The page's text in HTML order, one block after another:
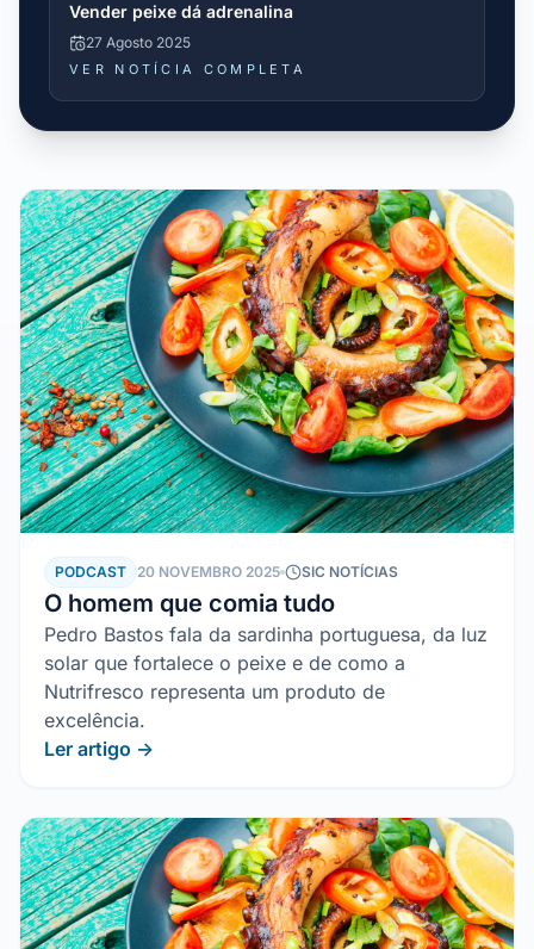
Vender peixe dá adrenalina
27 Agosto 2025
VER NOTÍCIA COMPLETA
PODCAST 20 NOVEMBRO 2025 SIC NOTÍCIAS
O homem que comia tudo
Pedro Bastos fala da sardinha portuguesa, da luz
solar que fortalece o peixe e de como a
Nutrifresco representa um produto de
excelência.
Ler artigo →